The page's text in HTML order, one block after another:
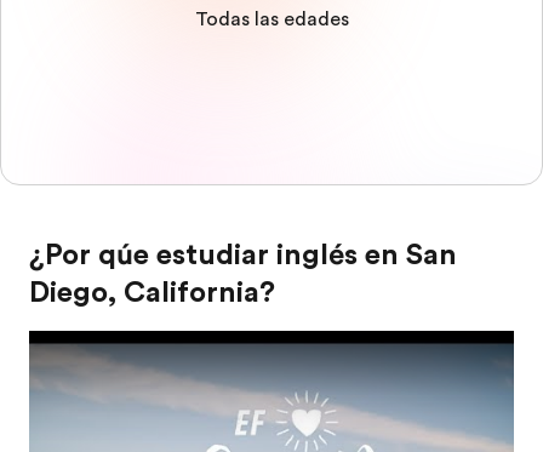
Todas las edades
¿Por qúe estudiar inglés en San
Diego, California?